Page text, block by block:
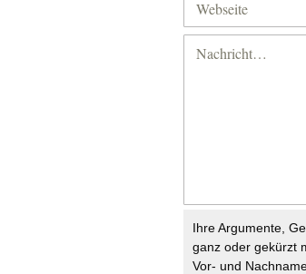
Ihre Argumente,
ganz oder gekürzt
Vor- und